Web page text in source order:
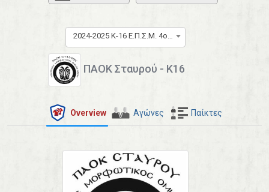
2024-2025 Κ-16 Ε.Π.Σ.Μ. 4ος Όμιλος
ΠΑΟΚ Σταυρού - Κ16
Overview Αγώνες Παίκτες